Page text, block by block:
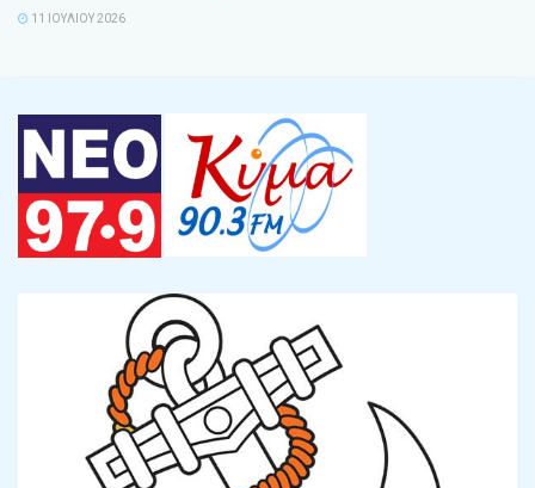
11 ΙΟΥΛΊΟΥ 2026